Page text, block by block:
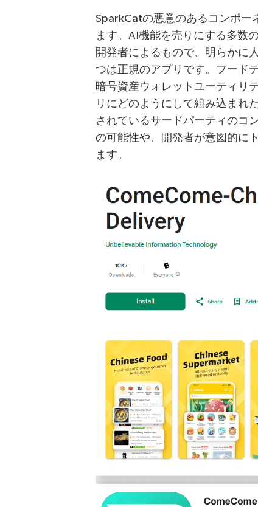
SparkCatの悪意のあるコンポー
ます。AI機能を売りにする多数
開発者によるもので、明らかに
つは正規のアプリです。フード
暗号資産ウォレットユーティリ
リにどのようにして組み込まれ
されているサードパーティのコ
の可能性や、開発者が意図的に
ます。